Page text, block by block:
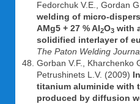
Fedorchuk V.E., Gordan
welding of micro-
AMg5 + 27 % Al2O3 with
solidified interlayer of
The Paton Welding
Gorban V.F., Kharchenko
Petrushinets L.V. (2009)
titanium aluminide with
produced by diffusion